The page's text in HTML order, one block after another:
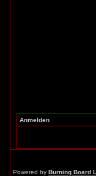
Anmelden
Powered by Burning Board